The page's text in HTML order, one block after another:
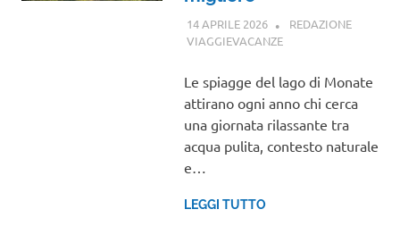
14 APRILE 2026
REDAZIONE
VIAGGIEVACANZEGUIDE
Le spiagge del lago di Monate
attirano ogni anno chi cerca
una giornata rilassante tra
acqua pulita, contesto naturale
e…
LEGGI TUTTO